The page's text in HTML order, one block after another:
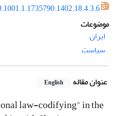
موضوعات
ایران
سیاست
عنوان مقاله English
law-codifying" in the